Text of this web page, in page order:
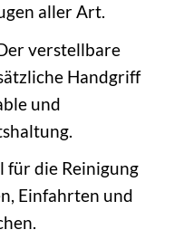
aller Art.
verstellbare
Handgriff
und
für die Reinigung
Einfahrten und